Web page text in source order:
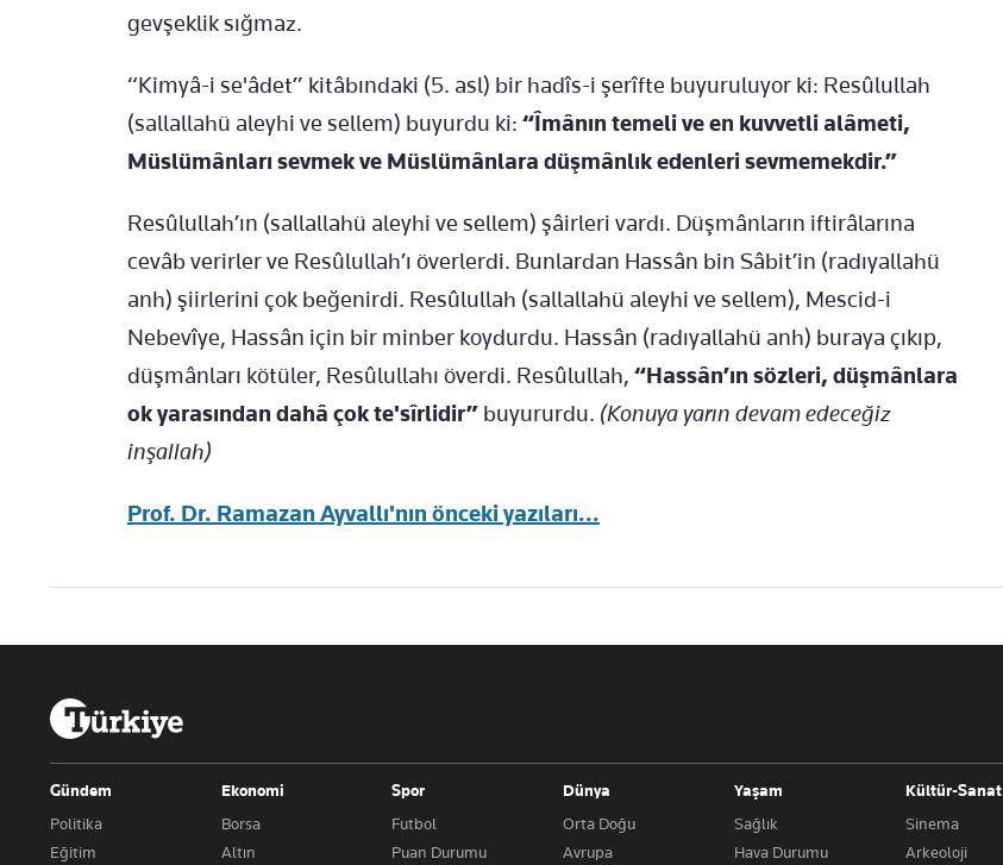
gevşeklik sığmaz.
“Kimyâ-i se'âdet” kitâbındaki (5. asl) bir hadîs-i şerîfte buyuruluyor ki: Resûlullah
(sallallahü aleyhi ve sellem) buyurdu ki: “Îmânın temeli ve en kuvvetli alâmeti,
Müslümânları sevmek ve Müslümânlara düşmânlık edenleri sevmemekdir.”
Resûlullah’ın (sallallahü aleyhi ve sellem) şâirleri vardı. Düşmânların iftirâlarına
cevâb verirler ve Resûlullah’ı överlerdi. Bunlardan Hassân bin Sâbit’in (radıyallahü
anh) şiirlerini çok beğenirdi. Resûlullah (sallallahü aleyhi ve sellem), Mescid-i
Nebevîye, Hassân için bir minber koydurdu. Hassân (radıyallahü anh) buraya çıkıp,
düşmânları kötüler, Resûlullahı överdi. Resûlullah, “Hassân’ın sözleri, düşmânlara
ok yarasından dahâ çok te'sîrlidir” buyururdu. (Konuya yarın devam edeceğiz
inşallah)
Prof. Dr. Ramazan Ayvallı'nın önceki yazıları...
Gündem
Politika
Eğitim
Ekonomi
Borsa
Altın
Spor
Futbol
Puan Durumu
Dünya
Orta Doğu
Avrupa
Yaşam
Sağlık
Hava Durumu
Kültür-Sanat
Sinema
Arkeoloji